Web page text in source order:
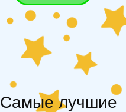
Самые лучшие